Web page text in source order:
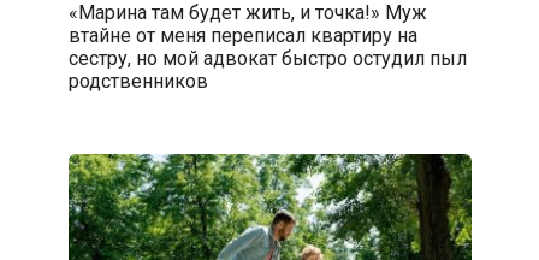
«Марина там будет жить, и точка!» Муж
втайне от меня переписал квартиру на
сестру, но мой адвокат быстро остудил пыл
родственников